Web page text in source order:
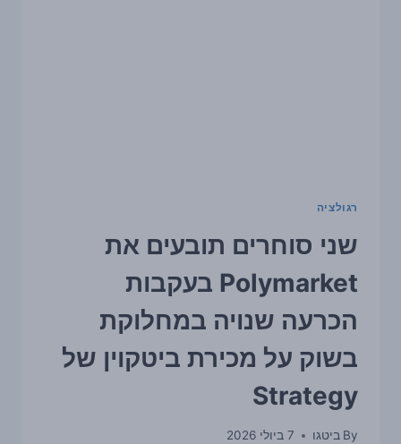
רגולציה
שני סוחרים תובעים את
Polymarket בעקבות
הכרעה שנויה במחלוקת
בשוק על מכירת ביטקוין של
Strategy
By ביטגו 7 ביולי 2026